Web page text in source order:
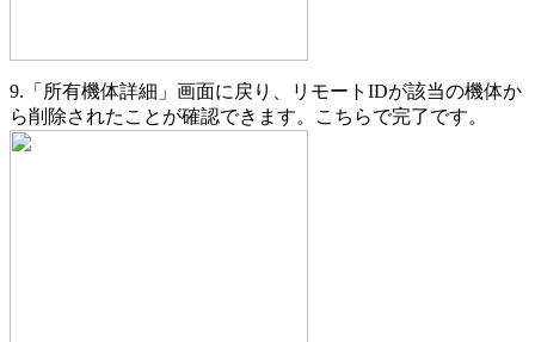
9.「所有機体詳細」画面に戻り、リモートIDが該当の機体か
ら削除されたことが確認できます。こちらで完了です。